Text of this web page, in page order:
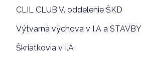
CLIL CLUB V. oddelenie ŠKD
Výtvarná výchova v I.A a STAVBY
Škriatkovia v I.A